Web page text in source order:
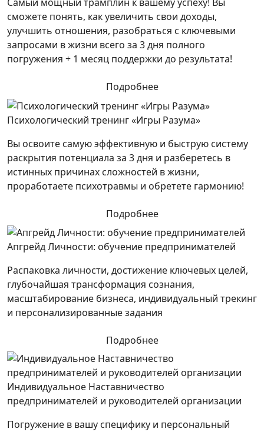
сможете понять, как увеличить свои доходы,
улучшить отношения, разобраться с ключевыми
запросами в жизни всего за 3 дня полного
погружения + 1 месяц поддержки до результата!
Подробнее
Психологический тренинг «Игры Разума»
Вы освоите самую эффективную и быструю систему
раскрытия потенциала за 3 дня и разберетесь в
истинных причинах сложностей в жизни,
проработаете психотравмы и обретете гармонию!
Подробнее
Апгрейд Личности: обучение предпринимателей
Распаковка личности, достижение ключевых целей,
глубочайшая трансформация сознания,
масштабирование бизнеса, индивидуальный трекинг
и персонализированные задания
Подробнее
Индивидуальное Наставничество
предпринимателей и руководителей организации
Погружение в вашу специфику и персональный